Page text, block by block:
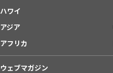
ハワイ
アジア
アフリカ
ウェブマガジン